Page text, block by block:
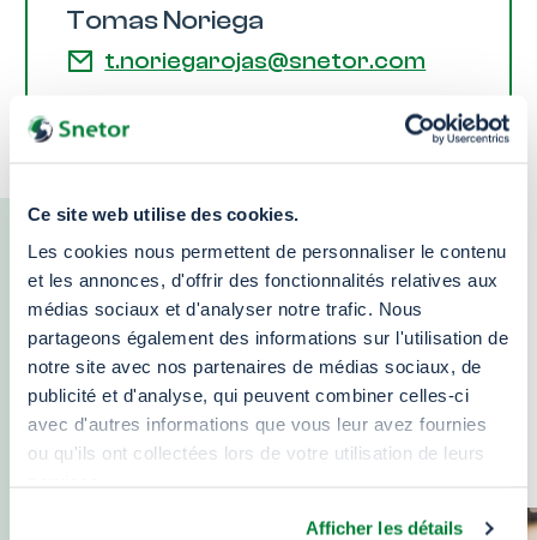
Ce site web utilise des cookies.
Les cookies nous permettent de personnaliser le contenu
et les annonces, d'offrir des fonctionnalités relatives aux
médias sociaux et d'analyser notre trafic. Nous
partageons également des informations sur l'utilisation de
notre site avec nos partenaires de médias sociaux, de
publicité et d'analyse, qui peuvent combiner celles-ci
avec d'autres informations que vous leur avez fournies
ou qu'ils ont collectées lors de votre utilisation de leurs
Afficher les détails
Tomas Noriega
t.noriegarojas@snetor.com
Ne manquez pas nos
dernières actualités
Retrouvez l’actualité, notre vision et notre
décryptage des enjeux du plastique et de nos
produits chimiques dans le monde